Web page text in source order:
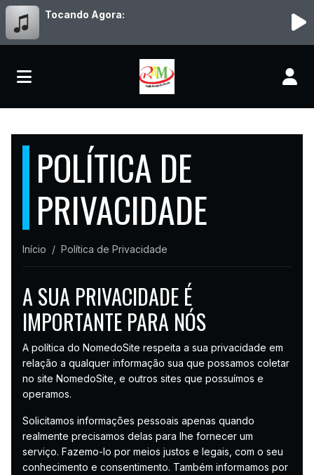
Tocando Agora:
POLÍTICA DE
PRIVACIDADE
Início Política de Privacidade
A SUA PRIVACIDADE É
IMPORTANTE PARA NÓS
A política do NomedoSite respeita a sua privacidade em
relação a qualquer informação sua que possamos coletar
no site NomedoSite, e outros sites que possuímos e
operamos.
Solicitamos informações pessoais apenas quando
realmente precisamos delas para lhe fornecer um
serviço. Fazemo-lo por meios justos e legais, com o seu
conhecimento e consentimento. Também informamos por